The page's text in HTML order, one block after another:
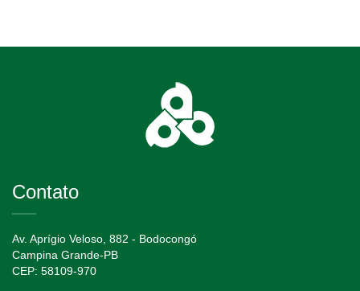
Contato
Av. Aprígio Veloso, 882 - Bodocongó
Campina Grande-PB
CEP: 58109-970